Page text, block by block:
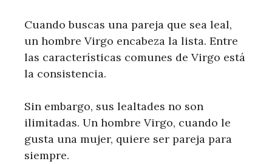
Cuando buscas una pareja que sea leal,
un hombre Virgo encabeza la lista. Entre
las características comunes de Virgo está
la consistencia.
Sin embargo, sus lealtades no son
ilimitadas. Un hombre Virgo, cuando le
gusta una mujer, quiere ser pareja para
siempre.